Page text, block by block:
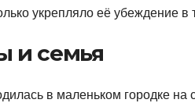
укрепляло её убеждение
и семья
в маленьком городке